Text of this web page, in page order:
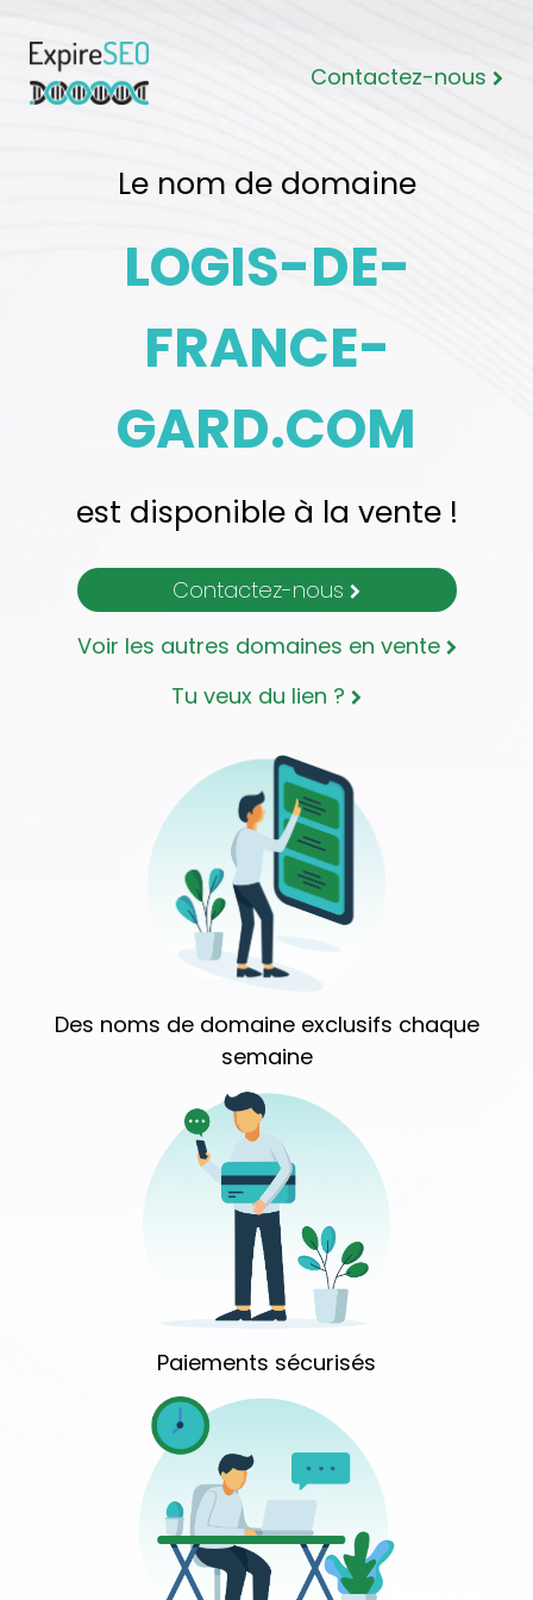
Contactez-nous
Le nom de domaine
LOGIS-DE-
FRANCE-
GARD.COM
est disponible à la vente !
Contactez-nous
Voir les autres domaines en vente
Tu veux du lien ?
Des noms de domaine exclusifs chaque
semaine
Paiements sécurisés